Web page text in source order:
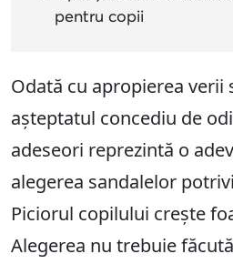
pentru copii
Odată cu apropierea verii
așteptatul concediu de
adeseori reprezintă o
alegerea sandalelor
Piciorul copilului crește
Alegerea nu trebuie